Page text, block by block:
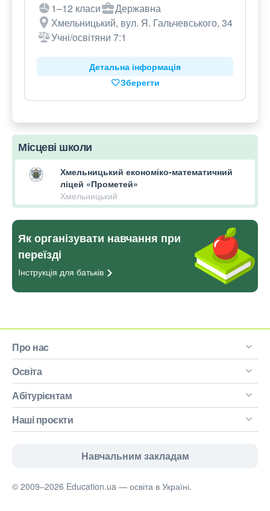
1–12 класи
Державна
Хмельницький, вул. Я. Гальчевського, 34
Учні/освітяни 7:1
Детальна інформація
Зберегти
Місцеві школи
Хмельницький економіко-математичний
ліцей «Прометей»
Хмельницький
Як організувати навчання при
переїзді
Інструкція для батьків
Про нас
Освіта
Абітурієнтам
Наші проєкти
Навчальним закладам
© 2009–2026 Education.ua — освіта в Україні.